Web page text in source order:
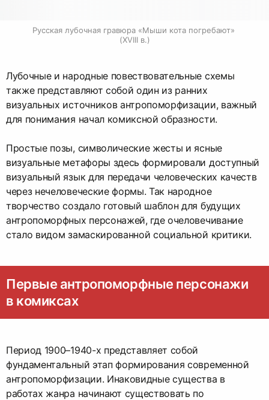
Русская лубочная гравюра «Мыши кота погребают»
(XVIII в.)
Лубочные и народные повествовательные схемы
также представляют собой один из ранних
визуальных источников антропоморфизации, важный
для понимания начал комиксной образности.
Простые позы, символические жесты и ясные
визуальные метафоры здесь формировали доступный
визуальный язык для передачи человеческих качеств
через нечеловеческие формы. Так народное
творчество создало готовый шаблон для будущих
антропоморфных персонажей, где очеловечивание
стало видом замаскированной социальной критики.
Первые антропоморфные персонажи
в комиксах
Период 1900–1940-х представляет собой
фундаментальный этап формирования современной
антропоморфизации. Инаковидные существа в
работах жанра начинают существовать по